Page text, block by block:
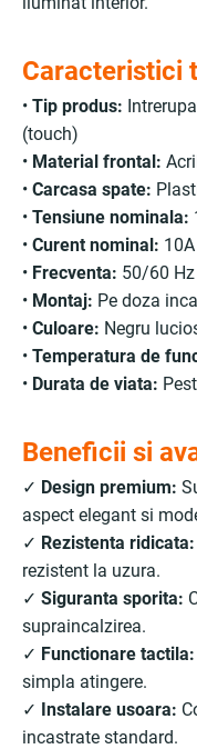
Caracteristici
• Tip produs:
(touch)
• Material frontal:
• Carcasa spate:
• Tensiune nominala:
• Curent nominal: 10A
• Frecventa: 50/60 Hz
• Montaj: Pe doza
• Culoare: Negru
• Temperatura de
• Durata de viata:
Beneficii si
✓ Design premium:
aspect elegant si
✓ Rezistenta ridicata:
rezistent la uzura.
✓ Siguranta sporita:
supraincalzirea.
✓ Functionare tactila:
simpla atingere.
✓ Instalare usoara:
incastrate standard.